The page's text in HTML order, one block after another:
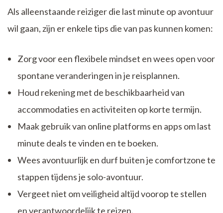
Als alleenstaande reiziger die last minute op avontuur
wil gaan, zijn er enkele tips die van pas kunnen komen:
Zorg voor een flexibele mindset en wees open voor
spontane veranderingen in je reisplannen.
Houd rekening met de beschikbaarheid van
accommodaties en activiteiten op korte termijn.
Maak gebruik van online platforms en apps om last
minute deals te vinden en te boeken.
Wees avontuurlijk en durf buiten je comfortzone te
stappen tijdens je solo-avontuur.
Vergeet niet om veiligheid altijd voorop te stellen
en verantwoordelijk te reizen.